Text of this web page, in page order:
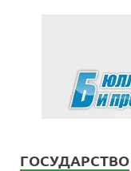
ГОСУДАРСТВО